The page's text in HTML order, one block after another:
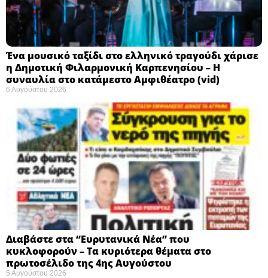
Ένα μουσικό ταξίδι στο ελληνικό τραγούδι χάρισε
η Δημοτική Φιλαρμονική Καρπενησίου – Η
συναυλία στο κατάμεστο Αμφιθέατρο (vid)
6 Αυγούστου 2026
Διαβάστε στα “Ευρυτανικά Νέα” που
κυκλοφορούν – Τα κυριότερα θέματα στο
πρωτοσέλιδο της 4ης Αυγούστου
5 Αυγούστου 2026